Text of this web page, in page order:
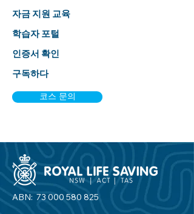
자금 지원 교육
학습자 포털
인증서 확인
구독하다
코스 문의
ABN: 73 000 580 825